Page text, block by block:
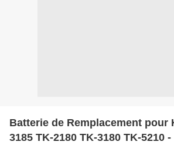
Batterie de Remplacement pour
3185 TK-2180 TK-3180 TK-5210